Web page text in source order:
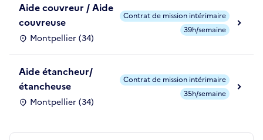
Aide couvreur / Aide
couvreuse
Montpellier (34)
Contrat de mission intérimaire
39h/semaine
Aide étancheur/
étancheuse
Montpellier (34)
Contrat de mission intérimaire
35h/semaine